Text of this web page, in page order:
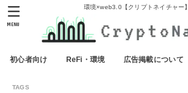
環境×web3.0【クリプトネイチャー】
初心者向け ReFi・環境 広告掲載について
MENU